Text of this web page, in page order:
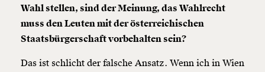
Wahl stellen, sind der Meinung, das Wahlrecht
muss den Leuten mit der österreichischen
Staatsbürgerschaftvorbehalten sein?
Das ist schlicht der falsche Ansatz. Wenn ich in Wien